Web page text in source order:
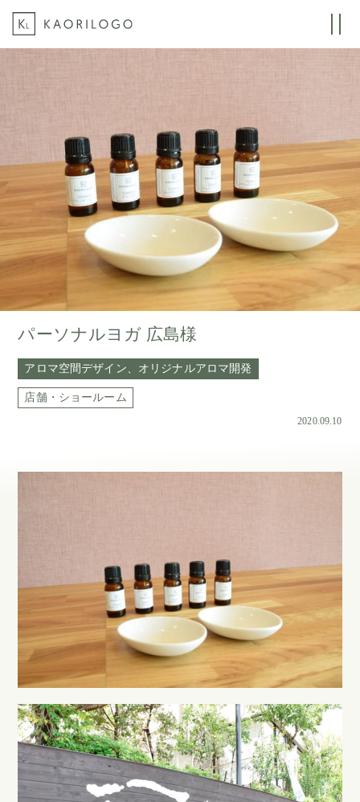
パーソナルヨガ 広島様
アロマ空間デザイン オリジナルアロマ開発
店舗・ショールーム
2020.09.10